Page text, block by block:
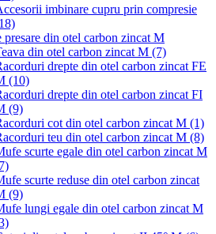
imbinare cupru prin compresie
presare din otel carbon zincat M
din otel carbon zincat M (7)
drepte din otel carbon zincat FE
(10)
drepte din otel carbon zincat FI
(9)
cot din otel carbon zincat M (1)
teu din otel carbon zincat M (8)
scurte egale din otel carbon zincat M
scurte reduse din otel carbon zincat
(9)
lungi egale din otel carbon zincat M